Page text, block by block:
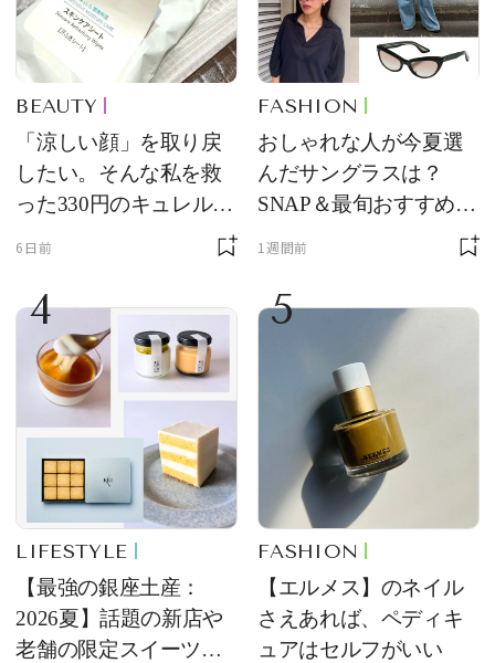
BEAUTY
「涼しい顔」を取り戻
したい。そんな私を救
った330円のキュレル名
6日前
FASHION
おしゃれな人が今夏選
んだサングラスは？
SNAP＆最旬おすすめサ
1週間前
4
LIFESTYLE
【最強の銀座土産：
2026夏】話題の新店や
老舗の限定スイーツを
5
FASHION
【エルメス】のネイル
さえあれば、ペディキ
ュアはセルフがいい